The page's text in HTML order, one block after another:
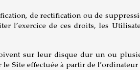
de rectification ou de
l’exercice de ces droits, les
sur leur disque dur un ou
Site effectuée à partir de